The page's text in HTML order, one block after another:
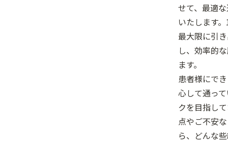
せて、最適
いたします
最大限に引
し、効率的
ます。
患者様にで
心して通っ
クを目指し
点やご不安
ら、どんな